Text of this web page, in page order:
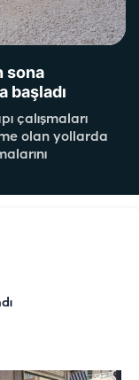
sona
başladı
çalışmaları
olan yollarda